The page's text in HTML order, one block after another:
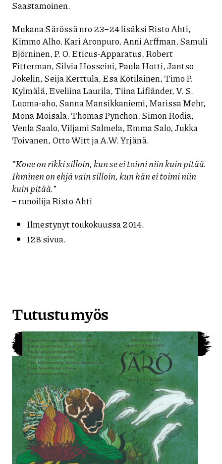
Saastamoinen.
Mukana Särössä nro 23–24 lisäksi Risto Ahti,
Kimmo Alho, Kari Aronpuro, Anni Arffman, Samuli
Björninen, P. O. Eticus-Apparatus, Robert
Fitterman, Silvia Hosseini, Paula Hotti, Jantso
Jokelin, Seija Kerttula, Esa Kotilainen, Timo P.
Kylmälä, Eveliina Laurila, Tiina Lifländer, V. S.
Luoma-aho, Sanna Mansikkaniemi, Marissa Mehr,
Mona Moisala, Thomas Pynchon, Simon Rodia,
Venla Saalo, Viljami Salmela, Emma Salo, Jukka
Toivanen, Otto Witt ja A.W. Yrjänä.
”Kone on rikki silloin, kun se ei toimi niin kuin pitää.
Ihminen on ehjä vain silloin, kun hän ei toimi niin
kuin pitää.”
– runoilija Risto Ahti
Ilmestynyt toukokuussa 2014.
128 sivua.
Tutustu myös